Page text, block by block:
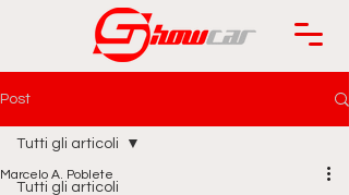
Post
Tutti gli articoli
Tutti gli articoli
Marcelo A. Poblete